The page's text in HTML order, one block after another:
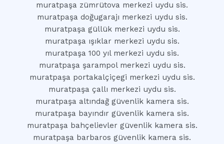
muratpaşa zümrütova merkezi uydu sis.
muratpaşa doğugarajı merkezi uydu sis.
muratpaşa güllük merkezi uydu sis.
muratpaşa ışıklar merkezi uydu sis.
muratpaşa 100 yıl merkezi uydu sis.
muratpaşa şarampol merkezi uydu sis.
muratpaşa portakalçiçegi merkezi uydu sis.
muratpaşa çallı merkezi uydu sis.
muratpaşa altındağ güvenlik kamera sis.
muratpaşa bayındır güvenlik kamera sis.
muratpaşa bahçelievler güvenlik kamera sis.
muratpaşa barbaros güvenlik kamera sis.